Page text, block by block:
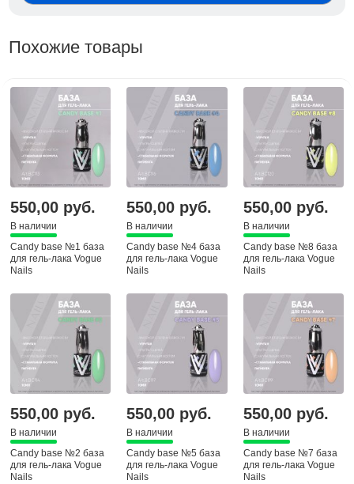
Похожие товары
550,00 руб.
В наличии
Candy base №1 база
для гель-лака Vogue
Nails
550,00 руб.
В наличии
Candy base №4 база
для гель-лака Vogue
Nails
550,00 руб.
В наличии
Candy base №8 база
для гель-лака Vogue
Nails
550,00 руб.
В наличии
Candy base №2 база
для гель-лака Vogue
Nails
550,00 руб.
В наличии
Candy base №5 база
для гель-лака Vogue
Nails
550,00 руб.
В наличии
Candy base №7 база
для гель-лака Vogue
Nails